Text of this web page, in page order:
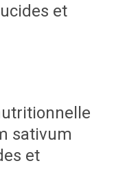
et
sativum
et